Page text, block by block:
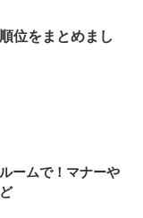
位をまとめまし
ームで！マナーや